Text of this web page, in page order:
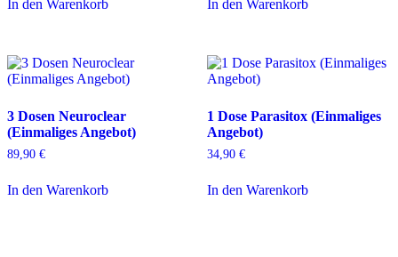
In den Warenkorb In den Warenkorb
3 Dosen Neuroclear
(Einmaliges Angebot)
89,90 €
In den Warenkorb
1 Dose Parasitox (Einmaliges
Angebot)
34,90 €
In den Warenkorb